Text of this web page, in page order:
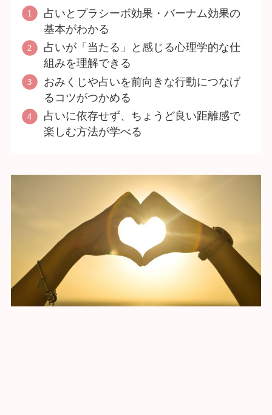
占いとプラシーボ効果・バーナム効果の
基本がわかる
占いが「当たる」と感じる心理学的な仕
組みを理解できる
おみくじや占いを前向きな行動につなげ
るコツがつかめる
占いに依存せず、ちょうど良い距離感で
楽しむ方法が学べる